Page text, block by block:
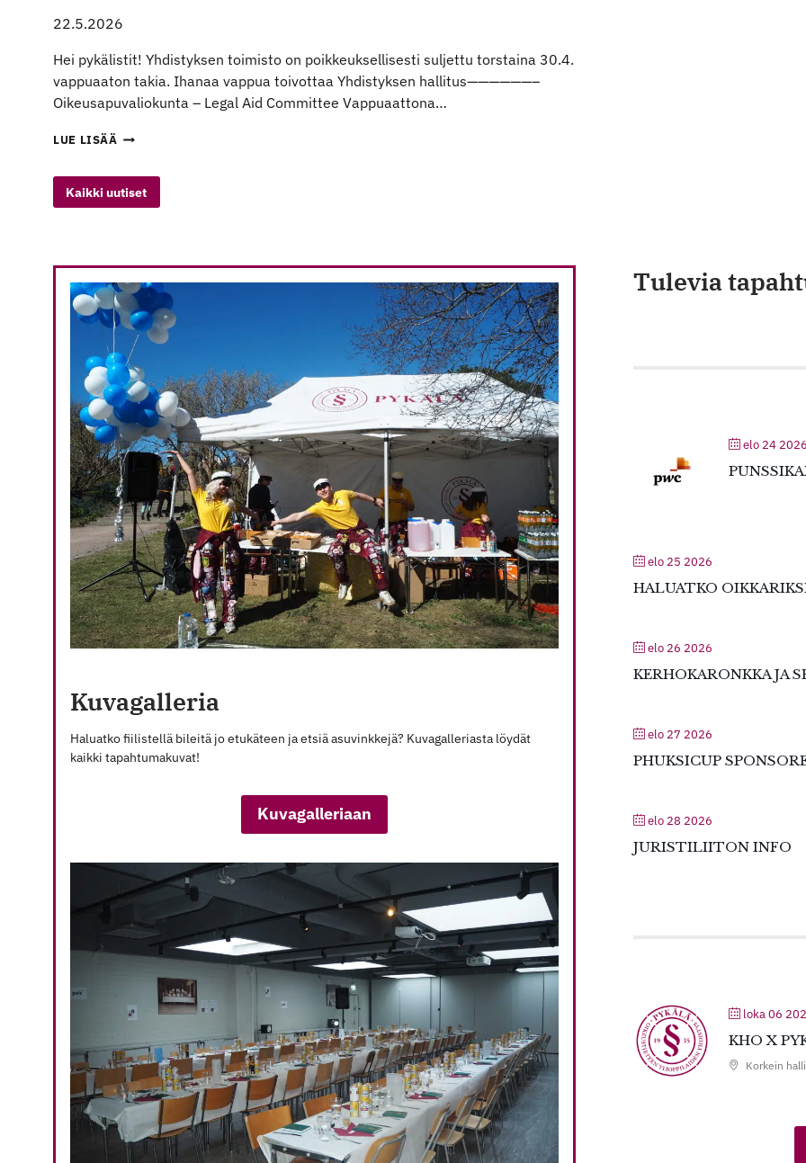
22.5.2026
Hei pykälistit! Yhdistyksen toimisto on poikkeuksellisesti suljettu torstaina 30.4.
vappuaaton takia. Ihanaa vappua toivottaa Yhdistyksen hallitus——————–
Oikeusapuvaliokunta – Legal Aid Committee Vappuaattona…
LUE LISÄÄ TOIMISTON
PÄIVYSTYKSEN
POIKKEUSAUKIOLOAJAT
EXCEPTIONS
TO
LEGAL
AID
OPENINGS
HOURS
DURING
WEEK
18
Kaikki uutiset
Kuvagalleria
Haluatko fiilistellä bileitä jo etukäteen ja etsiä asuvinkkejä? Kuvagalleriasta löydät
kaikki tapahtumakuvat!
Kuvagalleriaan
Tulevia
elo 24 2026
elo 25 2026
HALUATKO
elo 26 2026
KERHOKARONKKA JA
elo 27 2026
PHUKSICUP
elo 28 2026
JURISTILIITON INFO
loka 06
KHO X
Korkein